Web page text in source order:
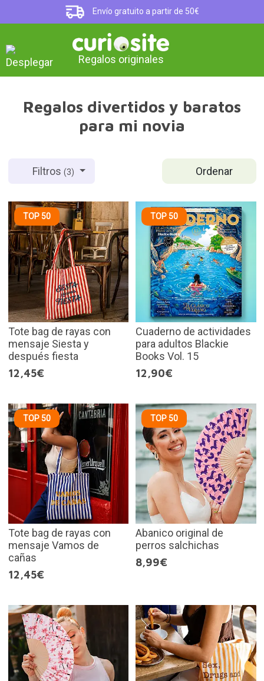
Envío gratuito a partir de 50€
Regalos originales
Regalos divertidos y baratos
para mi novia
Ordenar
Filtros(3)
TOP 50
Tote bag de rayas con
mensaje Siesta y
después fiesta
12,45€
TOP 50
Cuaderno de actividades
para adultos Blackie
Books Vol. 15
12,90€
TOP 50
Tote bag de rayas con
mensaje Vamos de
cañas
12,45€
TOP 50
Abanico original de
perros salchichas
8,99€